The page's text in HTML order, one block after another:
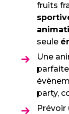
fruits
seule
Une
party,
Prévoir